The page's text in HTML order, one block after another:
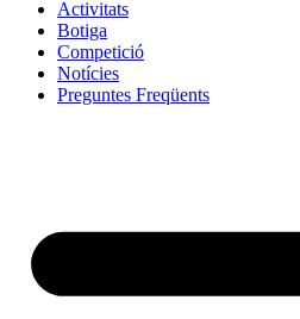
Activitats
Botiga
Competició
Notícies
Preguntes Freqüents